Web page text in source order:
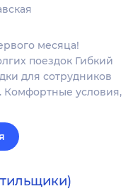
месяца!
поездок Гибкий
для сотрудников
условия,